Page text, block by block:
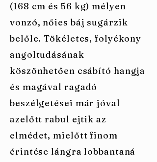
(168 cm és 56 kg) mélyen
vonzó, nőies báj sugárzik
belőle. Tökéletes, folyékony
angoltudásának
köszönhetően csábító hangja
és magával ragadó
beszélgetései már jóval
azelőtt rabul ejtik az
elmédet, mielőtt finom
érintése lángra lobbantaná